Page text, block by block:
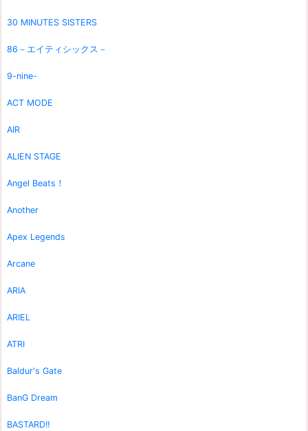
30 MINUTES SISTERS
86－エイティシックス－
9-nine-
ACT MODE
AIR
ALIEN STAGE
Angel Beats！
Another
Apex Legends
Arcane
ARIA
ARIEL
ATRI
Baldur's Gate
BanG Dream
BASTARD!!